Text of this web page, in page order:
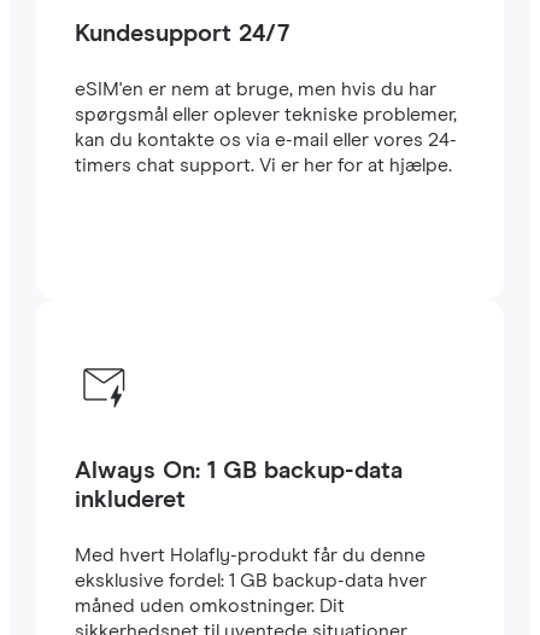
Kundesupport 24/7
eSIM'en er nem at bruge, men hvis du har
spørgsmål eller oplever tekniske problemer,
kan du kontakte os via e-mail eller vores 24-
timers chat support. Vi er her for at hjælpe.
Always On: 1 GB backup-data
inkluderet
Med hvert Holafly-produkt får du denne
eksklusive fordel: 1 GB backup-data hver
måned uden omkostninger. Dit